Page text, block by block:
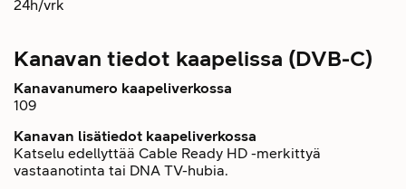
24h/vrk
Kanavan tiedot kaapelissa (DVB-C)
Kanavanumero kaapeliverkossa
109
Kanavan lisätiedot kaapeliverkossa
Katselu edellyttää Cable Ready HD -merkittyä
vastaanotinta tai DNA TV-hubia.